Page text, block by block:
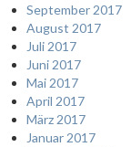
September 2017
August 2017
Juli 2017
Juni 2017
Mai 2017
April 2017
März 2017
Januar 2017